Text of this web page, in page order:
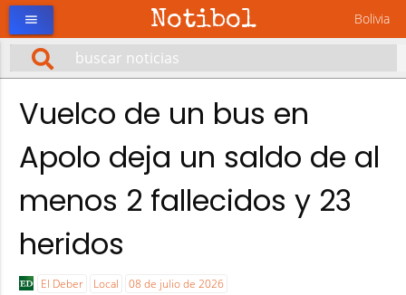
Notibol Bolivia
menu
Vuelco de un bus en
Apolo deja un saldo de al
menos 2 fallecidos y 23
heridos
El Deber Local 08 de julio de 2026